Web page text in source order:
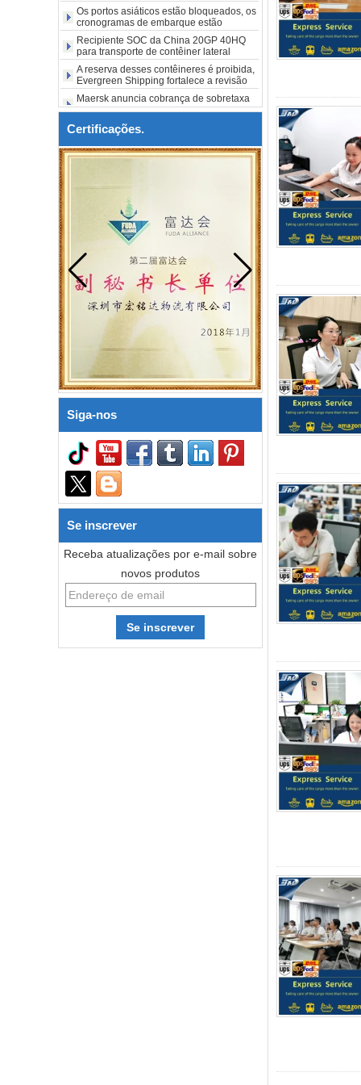
Agent Forwarer Air Shipping
para EUA para Maine Me
Augusta City EUA
Os portos asiáticos estão bloqueados, os
cronogramas de embarque estão
atrasados ​​e as taxas de frete das linhas
dos EUA aumentam acentuadamente
Recipiente SOC da China 20GP 40HQ
para transporte de contêiner lateral
aberto em LA Nova York
A reserva desses contêineres é proibida,
Evergreen Shipping fortalece a revisão
de conformidade do SOC
Maersk anuncia cobrança de sobretaxa
do Estreito de Ormuz de US$ 1.000 por
Entrará em vigor a partir de 3 de agosto.
A Maersk notifica com urgência: Se o
código não for obtido, a mercadoria não
poderá ser enviada.
Certificações.
Siga-nos
Se inscrever
Receba atualizações por e-mail sobre
novos produtos